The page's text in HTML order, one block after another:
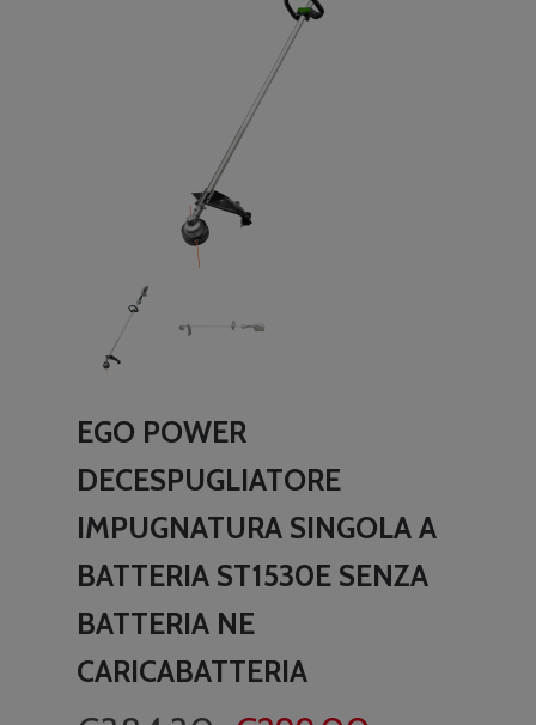
EGO POWER
DECESPUGLIATORE
IMPUGNATURA SINGOLA A
BATTERIA ST1530E SENZA
BATTERIA NE
CARICABATTERIA